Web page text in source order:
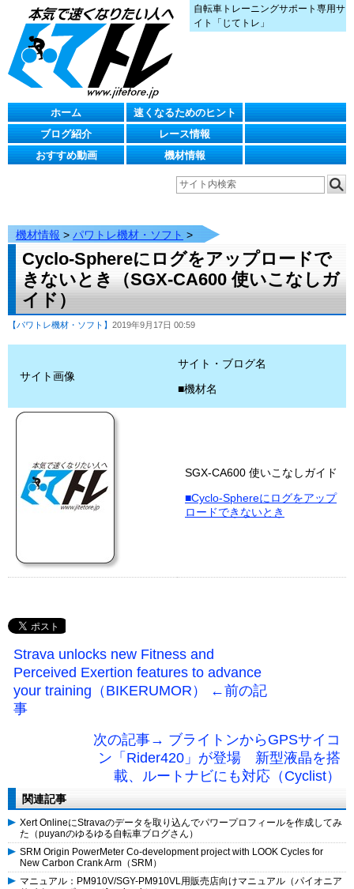
自転車トレーニングサポート専用サ
イト「じてトレ」
ホーム
速くなるためのヒント
ブログ紹介
レース情報
おすすめ動画
機材情報
機材情報 > パワトレ機材・ソフト >
Cyclo-Sphereにログをアップロードで
きないとき（SGX-CA600 使いこなしガ
イド）
【パワトレ機材・ソフト】 2019年9月17日 00:59
サイト画像
サイト・ブログ名
■機材名
SGX-CA600 使いこなしガイド
■Cyclo-Sphereにログをアップ
ロードできないとき
Strava unlocks new Fitness and
Perceived Exertion features to advance
your training（BIKERUMOR） ←前の記
事
次の記事→ ブライトンからGPSサイコ
ン「Rider420」が登場 新型液晶を搭
載、ルートナビにも対応（Cyclist）
関連記事
Xert OnlineにStravaのデータを取り込んでパワープロフィールを作成してみ
た（puyanのゆるゆる自転車ブログさん）
SRM Origin PowerMeter Co-development project with LOOK Cycles for
New Carbon Crank Arm（SRM）
マニュアル：PM910V/SGY-PM910VL用販売店向けマニュアル（パイオニア